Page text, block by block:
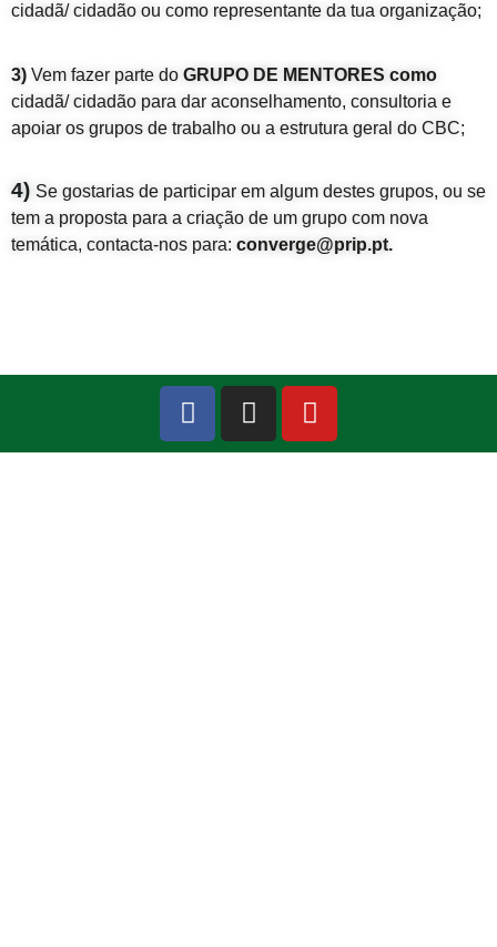
cidadã/ cidadão ou como representante da tua organização;
3) Vem fazer parte do GRUPO DE MENTORES como
cidadã/ cidadão para dar aconselhamento, consultoria e
apoiar os grupos de trabalho ou a estrutura geral do CBC;
4) Se gostarias de participar em algum destes grupos, ou se
tem a proposta para a criação de um grupo com nova
temática, contacta-nos para: converge@prip.pt.